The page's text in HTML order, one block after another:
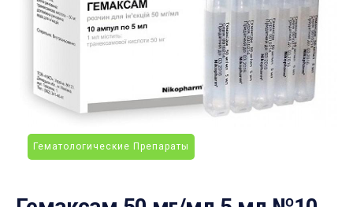
Гематологические Препараты